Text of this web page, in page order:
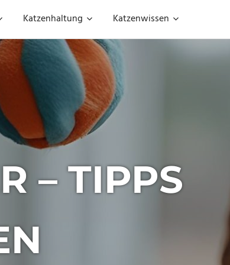
Katzenhaltung Katzenwissen
– TIPPS